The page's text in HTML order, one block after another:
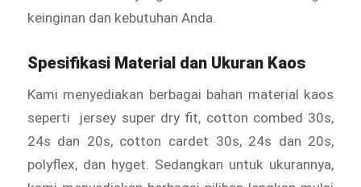
keinginan dan kebutuhan Anda.
Spesifikasi Material dan Ukuran Kaos
Kami menyediakan berbagai bahan material kaos
seperti jersey super dry fit, cotton combed 30s,
24s dan 20s, cotton cardet 30s, 24s dan 20s,
polyflex, dan hyget. Sedangkan untuk ukurannya,